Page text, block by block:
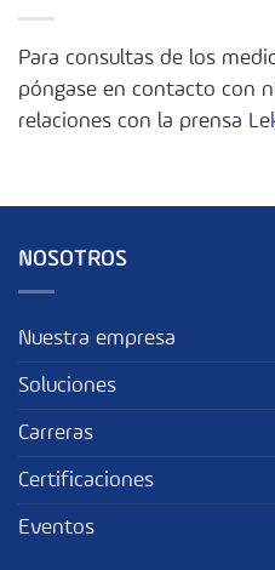
Para consultas de los
póngase en contacto con
relaciones con la prensa
NOSOTROS
Nuestra empresa
Soluciones
Carreras
Certificaciones
Eventos